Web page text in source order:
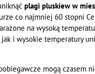
plagi pluskiew w
co najmniej 60 stopni
na wysoką
i wysokie temperatury
mogą czasem